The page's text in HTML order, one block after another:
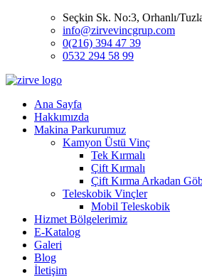
Seçkin Sk. No:3, Orhanlı/
info@zirvevincgrup.com
0(216) 394 47 39
0532 294 58 99
Ana Sayfa
Hakkımızda
Makina Parkurumuz
Kamyon Üstü Vinç
Tek Kırmalı
Çift Kırmalı
Çift Kırma Arkadan
Teleskobik Vinçler
Mobil Teleskobik
Hizmet Bölgelerimiz
E-Katalog
Galeri
Blog
İletişim